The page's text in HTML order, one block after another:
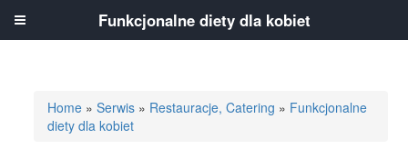
Home »Serwis » Restauracje, Catering » Funkcjonalne
diety dla kobiet
Funkcjonalne diety dla kobiet